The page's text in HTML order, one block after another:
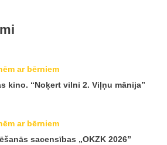
ar bērniem
kino. “Noķert vilni 2. Viļņu mānija”
ar bērniem
sacensības „OKZK 2026”